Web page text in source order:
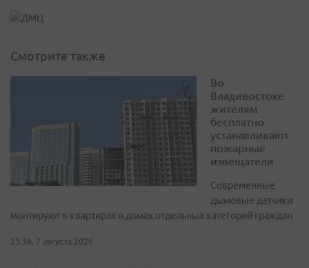
Смотрите также
Во
Владивостоке
жителям
бесплатно
устанавливают
пожарные
извещатели
Современные
дымовые датчики
монтируют в квартирах и домах отдельных категорий граждан
23:36, 7 августа 2026